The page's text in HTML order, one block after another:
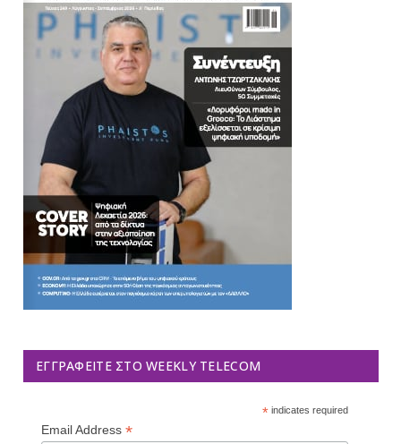
ΕΓΓΡΑΦΕΊΤΕ ΣΤΟ WEEKLY TELECOM
*indicates required
Email Address *